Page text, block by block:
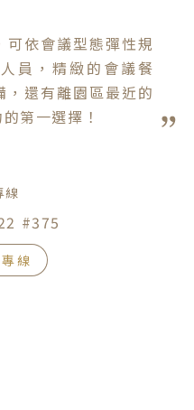
依會議型態彈性規
員，精緻的會議餐
還有離園區最近的
第一選擇！
線
#375
線